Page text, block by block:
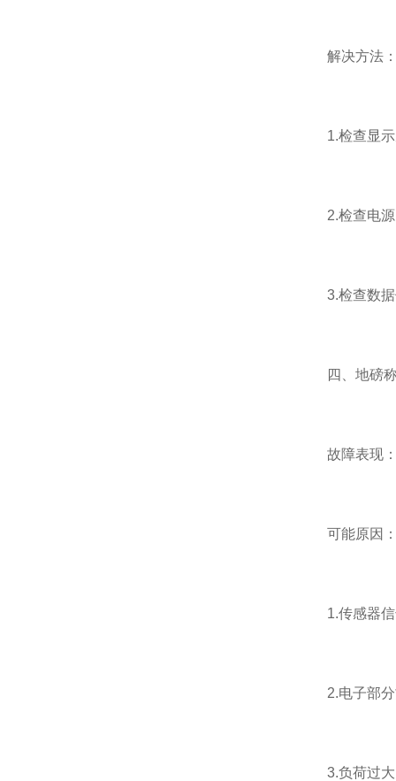
解决方法
1.检查显示屏
2.检查电源
3.检查数据传
四、地磅称
故障表现：
可能原因
1.传感器信
2.电子部分
3.负荷过大